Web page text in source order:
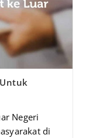
Negeri
di